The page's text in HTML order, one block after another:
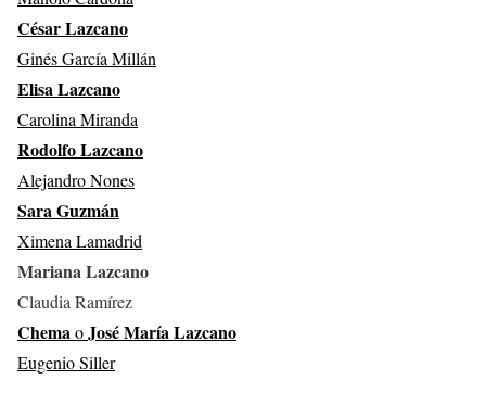
César Lazcano
Ginés García Millán
Elisa Lazcano
Carolina Miranda
Rodolfo Lazcano
Alejandro Nones
Sara Guzmán
Ximena Lamadrid
Mariana Lazcano
Claudia Ramírez
ChemaoJosé María Lazcano
Eugenio Siller